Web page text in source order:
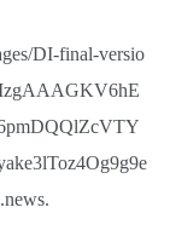
DI-final-versio